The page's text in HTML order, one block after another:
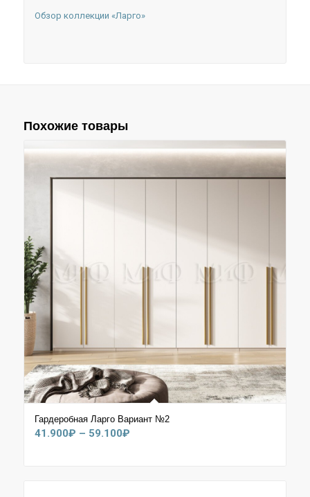
Обзор коллекции «Ларго»
Похожие товары
Гардеробная Ларго Вариант №2
41.900₽ – 59.100₽Диапазон